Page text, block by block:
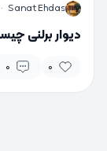
S
Sanat Ehdas
·
دیوار برلنی
0
0